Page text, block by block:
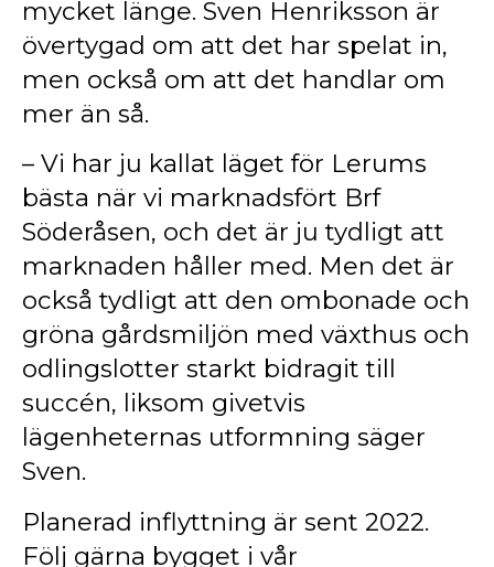
mycket länge. Sven Henriksson är
övertygad om att det har spelat in,
men också om att det handlar om
mer än så.
– Vi har ju kallat läget för Lerums
bästa när vi marknadsfört Brf
Söderåsen, och det är ju tydligt att
marknaden håller med. Men det är
också tydligt att den ombonade och
gröna gårdsmiljön med växthus och
odlingslotter starkt bidragit till
succén, liksom givetvis
lägenheternas utformning säger
Sven.
Planerad inflyttning är sent 2022.
Följ gärna bygget i vår